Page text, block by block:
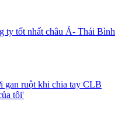
ty tốt nhất châu Á- Thái Bình
gan ruột khi chia tay CLB
tôi'